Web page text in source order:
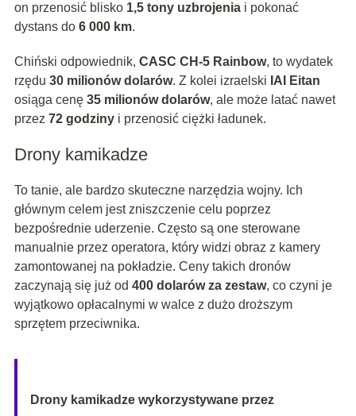
on przenosić blisko 1,5 tony uzbrojeniai pokonać
dystans do 6 000 km.
Chiński odpowiednik, CASC CH-5 Rainbow, to wydatek
rzędu 30 milionów dolarów. Z kolei izraelski IAI Eitan
osiąga cenę 35 milionów dolarów, ale może latać nawet
przez 72 godzinyi przenosić ciężki ładunek.
Drony kamikadze
To tanie, ale bardzo skuteczne narzędzia wojny. Ich
głównym celem jest zniszczenie celu poprzez
bezpośrednie uderzenie. Często są one sterowane
manualnie przez operatora, który widzi obraz z kamery
zamontowanej na pokładzie. Ceny takich dronów
zaczynają się już od 400 dolarów za zestaw, co czyni je
wyjątkowo opłacalnymi w walce z dużo droższym
sprzętem przeciwnika.
Drony kamikadze wykorzystywane przez